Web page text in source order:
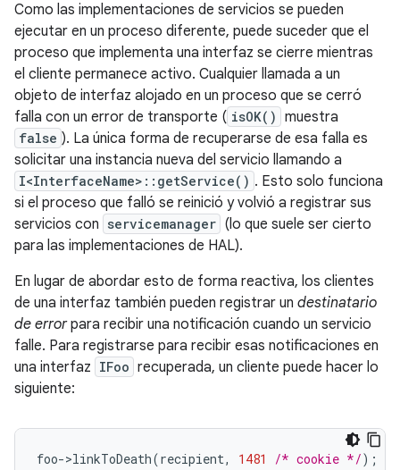
Como las implementaciones de servicios se pueden
ejecutar en un proceso diferente, puede suceder que el
proceso que implementa una interfaz se cierre mientras
el cliente permanece activo. Cualquier llamada a un
objeto de interfaz alojado en un proceso que se cerró
falla con un error de transporte ( isOK() muestra
false ). La única forma de recuperarse de esa falla es
solicitar una instancia nueva del servicio llamando a
I<InterfaceName>::getService() . Esto solo funciona
si el proceso que falló se reinició y volvió a registrar sus
servicios con servicemanager (lo que suele ser cierto
para las implementaciones de HAL).
En lugar de abordar esto de forma reactiva, los clientes
de una interfaz también pueden registrar un destinatario
de errorpara recibir una notificación cuando un servicio
falle. Para registrarse para recibir esas notificaciones en
una interfaz IFoo recuperada, un cliente puede hacer lo
siguiente:
foo->linkToDeath(recipient, 1481 /* cookie */);